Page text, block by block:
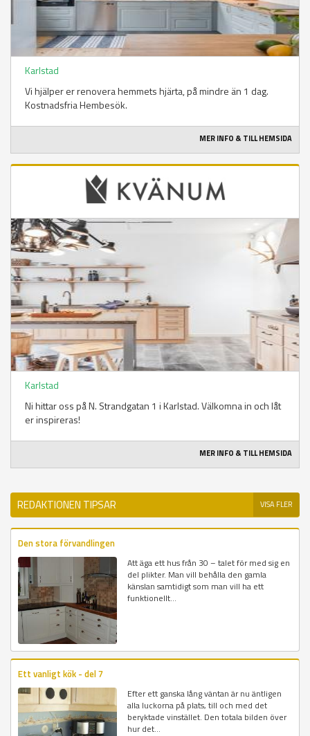
Karlstad
Vi hjälper er renovera hemmets hjärta, på mindre än 1 dag.
Kostnadsfria Hembesök.
MER INFO & TILL HEMSIDA
Karlstad
Ni hittar oss på N. Strandgatan 1 i Karlstad. Välkomna in och låt
er inspireras!
MER INFO & TILL HEMSIDA
REDAKTIONEN TIPSAR VISA FLER
Den stora förvandlingen
Att äga ett hus från 30 – talet för med sig en
del plikter. Man vill behålla den gamla
känslan samtidigt som man vill ha ett
funktionellt...
Ett vanligt kök - del 7
Efter ett ganska lång väntan är nu äntligen
alla luckorna på plats, till och med det
beryktade vinstället. Den totala bilden över
hur det...